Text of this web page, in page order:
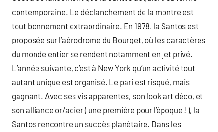
contemporaine. Le déclanchement de la montre est
tout bonnement extraordinaire. En 1978, la Santos est
proposée sur l’aérodrome du Bourget, où les caractères
du monde entier se rendent notamment en jet privé.
L’année suivante, c’est à New York qu’un activité tout
autant unique est organisé. Le pari est risqué, mais
gagnant. Avec ses vis apparentes, son look art déco, et
son alliance or/acier ( une première pour l’époque ! ), la
Santos rencontre un succès planétaire. Dans les